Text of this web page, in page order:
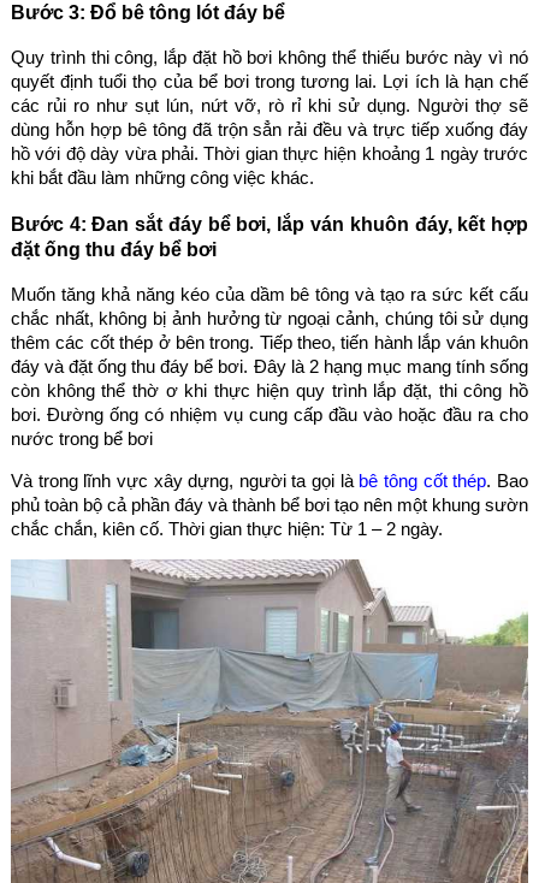
Bước 3: Đổ bê tông lót đáy bể
Quy trình thi công, lắp đặt hồ bơi không thể thiếu bước này vì nó
quyết định tuổi thọ của bể bơi trong tương lai. Lợi ích là hạn chế
các rủi ro như sụt lún, nứt vỡ, rò rỉ khi sử dụng. Người thợ sẽ
dùng hỗn hợp bê tông đã trộn sẳn rải đều và trực tiếp xuống đáy
hồ với độ dày vừa phải. Thời gian thực hiện khoảng 1 ngày trước
khi bắt đầu làm những công việc khác.
Bước 4: Đan sắt đáy bể bơi, lắp ván khuôn đáy, kết hợp
đặt ống thu đáy bể bơi
Muốn tăng khả năng kéo của dầm bê tông và tạo ra sức kết cấu
chắc nhất, không bị ảnh hưởng từ ngoại cảnh, chúng tôi sử dụng
thêm các cốt thép ở bên trong. Tiếp theo, tiến hành lắp ván khuôn
đáy và đặt ống thu đáy bể bơi. Đây là 2 hạng mục mang tính sống
còn không thể thờ ơ khi thực hiện quy trình lắp đặt, thi công hồ
bơi. Đường ống có nhiệm vụ cung cấp đầu vào hoặc đầu ra cho
nước trong bể bơi
Và trong lĩnh vực xây dựng, người ta gọi là bê tông cốt thép. Bao
phủ toàn bộ cả phần đáy và thành bể bơi tạo nên một khung sườn
chắc chắn, kiên cố. Thời gian thực hiện: Từ 1 – 2 ngày.